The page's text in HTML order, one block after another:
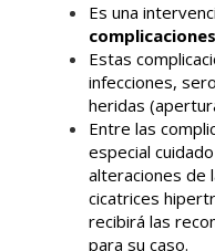
Es una
complicaciones
Estas
infecciones,
heridas
Entre las
especial
alteraciones de
cicatrices
recibirá las
para su caso.